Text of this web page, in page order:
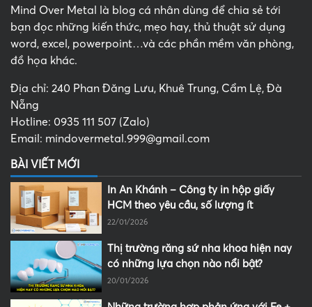
Mind Over Metal là blog cá nhân dùng để chia sẻ tới
bạn đọc những kiến thức, mẹo hay, thủ thuật sử dụng
word, excel, powerpoint…và các phần mềm văn phòng,
đồ họa khác.
Địa chỉ: 240 Phan Đăng Lưu, Khuê Trung, Cẩm Lệ, Đà
Nẵng
Hotline: 0935 111 507 (Zalo)
Email: mindovermetal.999@gmail.com
BÀI VIẾT MỚI
In An Khánh – Công ty in hộp giấy
HCM theo yêu cầu, số lượng ít
22/01/2026
Thị trường răng sứ nha khoa hiện nay
có những lựa chọn nào nổi bật?
20/01/2026